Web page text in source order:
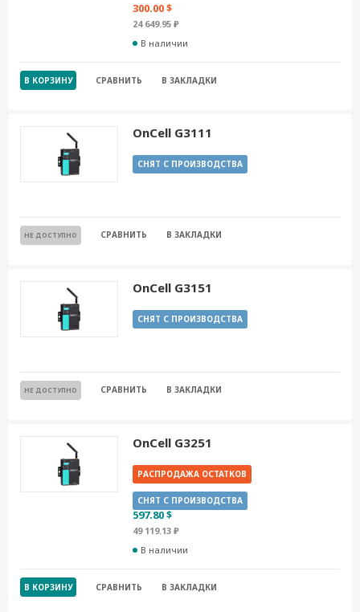
300.00 $
24 649.95 ₽
В наличии
В КОРЗИНУ СРАВНИТЬ В ЗАКЛАДКИ
OnCell G3111
СНЯТ С ПРОИЗВОДСТВА
НЕ ДОСТУПНО СРАВНИТЬ В ЗАКЛАДКИ
OnCell G3151
СНЯТ С ПРОИЗВОДСТВА
НЕ ДОСТУПНО СРАВНИТЬ В ЗАКЛАДКИ
OnCell G3251
РАСПРОДАЖА ОСТАТКОВ
СНЯТ С ПРОИЗВОДСТВА
597.80 $
49 119.13 ₽
В наличии
В КОРЗИНУ СРАВНИТЬ В ЗАКЛАДКИ